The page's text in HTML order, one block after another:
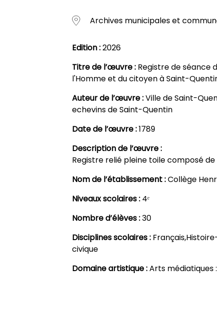
Archives municipales et
Edition :2026
Titre de l’œuvre : Registre de séance
l'Homme et du citoyen à Saint-
Auteur de l’œuvre :Ville de Saint-
echevins de Saint-Quentin
Date de l’œuvre :1789
Description de l’œuvre :
Registre relié pleine toile composé
Nom de l’établissement :Collège
Niveaux scolaires : 4ᵉ
Nombre d’élèves :30
Disciplines scolaires :
civique
Domaine artistique :Arts médiatiques